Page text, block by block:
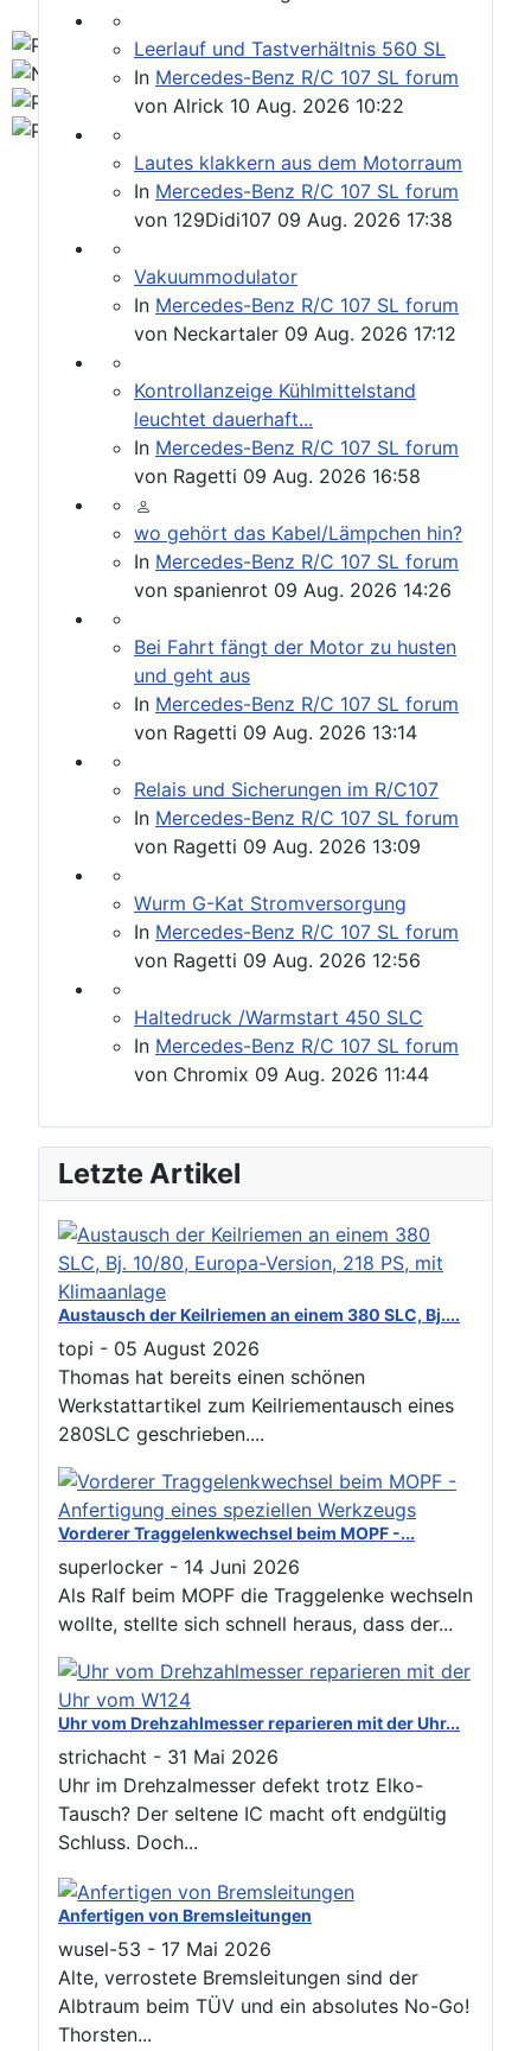
Leerlauf und Tastverhältnis 560 SL
In Mercedes-Benz R/C 107 SL forum
von Alrick 10 Aug. 2026 10:22
Lautes klakkern aus dem Motorraum
In Mercedes-Benz R/C 107 SL forum
von 129Didi107 09 Aug. 2026 17:38
Vakuummodulator
In Mercedes-Benz R/C 107 SL forum
von Neckartaler 09 Aug. 2026 17:12
Kontrollanzeige Kühlmittelstand
leuchtet dauerhaft...
In Mercedes-Benz R/C 107 SL forum
von Ragetti 09 Aug. 2026 16:58
wo gehört das Kabel/Lämpchen hin?
In Mercedes-Benz R/C 107 SL forum
von spanienrot 09 Aug. 2026 14:26
Bei Fahrt fängt der Motor zu husten
und geht aus
In Mercedes-Benz R/C 107 SL forum
von Ragetti 09 Aug. 2026 13:14
Relais und Sicherungen im R/C107
In Mercedes-Benz R/C 107 SL forum
von Ragetti 09 Aug. 2026 13:09
Wurm G-Kat Stromversorgung
In Mercedes-Benz R/C 107 SL forum
von Ragetti 09 Aug. 2026 12:56
Haltedruck /Warmstart 450 SLC
In Mercedes-Benz R/C 107 SL forum
von Chromix 09 Aug. 2026 11:44
Letzte Artikel
Austausch der Keilriemen an einem 380 SLC, Bj....
topi - 05 August 2026
Thomas hat bereits einen schönen
Werkstattartikel zum Keilriementausch eines
280SLC geschrieben....
Vorderer Traggelenkwechsel beim MOPF -...
superlocker - 14 Juni 2026
Als Ralf beim MOPF die Traggelenke wechseln
wollte, stellte sich schnell heraus, dass der...
Uhr vom Drehzahlmesser reparieren mit der Uhr...
strichacht - 31 Mai 2026
Uhr im Drehzalmesser defekt trotz Elko-
Tausch? Der seltene IC macht oft endgültig
Schluss. Doch...
Anfertigen von Bremsleitungen
wusel-53 - 17 Mai 2026
Alte, verrostete Bremsleitungen sind der
Albtraum beim TÜV und ein absolutes No-Go!
Thorsten...